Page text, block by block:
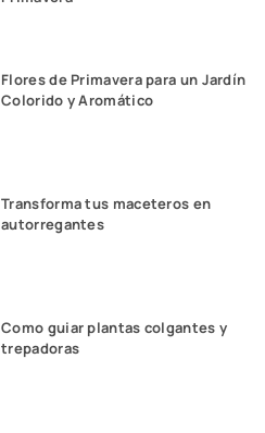
Flores de Primavera para un Jardín
Colorido y Aromático
Transforma tus maceteros en
autorregantes
Como guiar plantas colgantes y
trepadoras